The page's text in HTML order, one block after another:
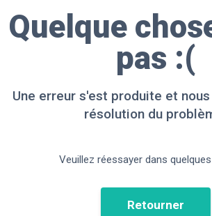
Quelque
pas :(
Une erreur s'est produite et
résolution du
Veuillez réessayer dans
Retourner